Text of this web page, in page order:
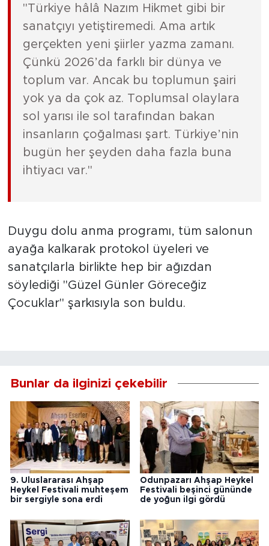
"Türkiye hâlâ Nazım Hikmet gibi bir
sanatçıyı yetiştiremedi. Ama artık
gerçekten yeni şiirler yazma zamanı.
Çünkü 2026’da farklı bir dünya ve
toplum var. Ancak bu toplumun şairi
yok ya da çok az. Toplumsal olaylara
sol yarısı ile sol tarafından bakan
insanların çoğalması şart. Türkiye’nin
bugün her şeyden daha fazla buna
ihtiyacı var."
Duygu dolu anma programı, tüm salonun
ayağa kalkarak protokol üyeleri ve
sanatçılarla birlikte hep bir ağızdan
söylediği "Güzel Günler Göreceğiz
Çocuklar" şarkısıyla son buldu.
Bunlar da ilginizi çekebilir
9. Uluslararası Ahşap
Heykel Festivali muhteşem
bir sergiyle sona erdi
Odunpazarı Ahşap Heykel
Festivali beşinci gününde
de yoğun ilgi gördü